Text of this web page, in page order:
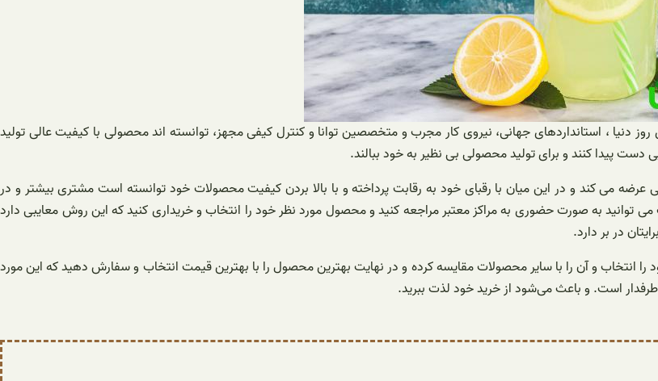
روز دنیا ، استانداردهای جهانی، نیروی کار مجرب و متخصصین توانا و کنترل کیفی مجهز، توانسته اند محصولی با کیفیت عالی تولید
دست پیدا کنند و برای تولید محصولی بی نظیر به خود ببالند.
عرضه می کند و در این میان با رقبای خود به رقابت پرداخته و با بالا بردن کیفیت محصولات خود توانسته است مشتری بیشتر و در
توانید به صورت حضوری به مراکز معتبر مراجعه کنید و محصول مورد نظر خود را انتخاب و خریداری کنید که این روش معایبی دارد
در بر دارد.
را انتخاب و آن را با سایر محصولات مقایسه کرده و در نهایت بهترین محصول را با بهترین قیمت انتخاب و سفارش دهید که این مورد
است. و باعث می‌شود از خرید خود لذت ببرید.